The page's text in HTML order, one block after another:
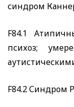
синдром
F84.1
психоз;
F84.2Синдром